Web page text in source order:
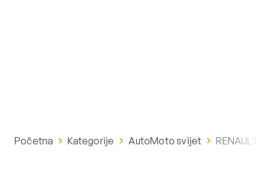
Početna Kategorije AutoMoto svijet RENAULT